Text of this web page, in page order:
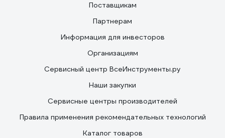
Поставщикам
Партнерам
Информация для инвесторов
Организациям
Сервисный центр ВсеИнструменты.ру
Наши закупки
Сервисные центры производителей
Правила применения рекомендательных технологий
Каталог товаров